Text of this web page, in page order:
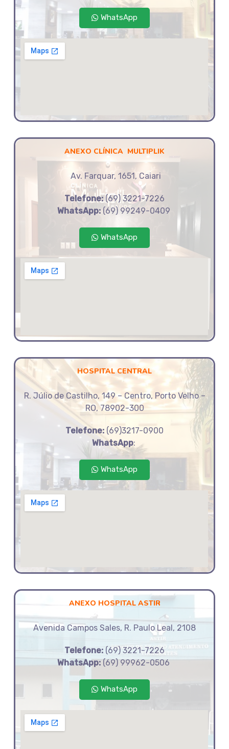
WhatsApp
ANEXO CLÍNICA MULTIPLIK
Av. Farquar, 1651, Caiari
Telefone:(69) 3221-7226
WhatsApp: (69) 99249-0409
WhatsApp
HOSPITAL CENTRAL
R. Júlio de Castilho, 149 – Centro, Porto Velho –
RO, 78902-300
Telefone: (69)3217-0900
WhatsApp:
WhatsApp
ANEXO HOSPITAL ASTIR
Avenida Campos Sales, R. Paulo Leal, 2108
Telefone: (69) 3221-7226
WhatsApp: (69) 99962-0506
WhatsApp